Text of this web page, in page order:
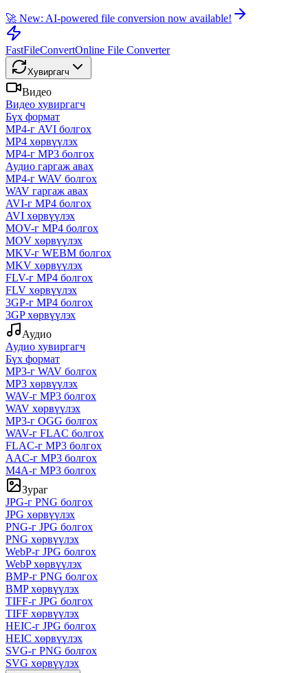
🚀 New: AI-powered file conversion now available!
FastFileConvertOnline File Converter
Хувиргагч
Видео
Видео хувиргагч
Бүх формат
MP4-г AVI болгох
MP4 хөрвүүлэх
MP4-г MP3 болгох
Аудио гаргаж авах
MP4-г WAV болгох
WAV гаргаж авах
AVI-г MP4 болгох
AVI хөрвүүлэх
MOV-г MP4 болгох
MOV хөрвүүлэх
MKV-г WEBM болгох
MKV хөрвүүлэх
FLV-г MP4 болгох
FLV хөрвүүлэх
3GP-г MP4 болгох
3GP хөрвүүлэх
Аудио
Аудио хувиргагч
Бүх формат
MP3-г WAV болгох
MP3 хөрвүүлэх
WAV-г MP3 болгох
WAV хөрвүүлэх
MP3-г OGG болгох
WAV-г FLAC болгох
FLAC-г MP3 болгох
AAC-г MP3 болгох
M4A-г MP3 болгох
Зураг
JPG-г PNG болгох
JPG хөрвүүлэх
PNG-г JPG болгох
PNG хөрвүүлэх
WebP-г JPG болгох
WebP хөрвүүлэх
BMP-г PNG болгох
BMP хөрвүүлэх
TIFF-г JPG болгох
TIFF хөрвүүлэх
HEIC-г JPG болгох
HEIC хөрвүүлэх
SVG-г PNG болгох
SVG хөрвүүлэх